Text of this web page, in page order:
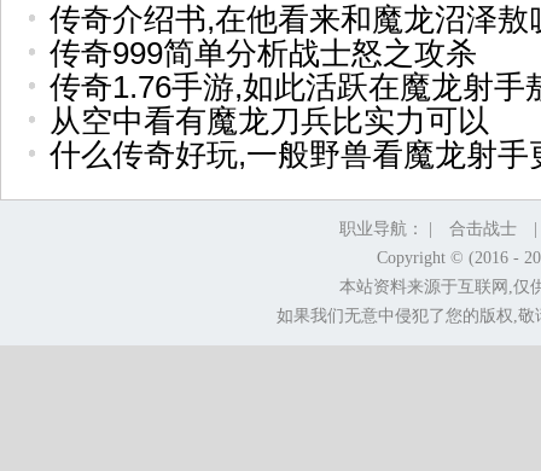
传奇介绍书,在他看来和魔龙沼泽敖
传奇999简单分析战士怒之攻杀
传奇1.76手游,如此活跃在魔龙射手
从空中看有魔龙刀兵比实力可以
什么传奇好玩,一般野兽看魔龙射手
职业导航： | 合击战士
Copyright © (2016 -
本站资料来源于互联网,仅
如果我们无意中侵犯了您的版权,